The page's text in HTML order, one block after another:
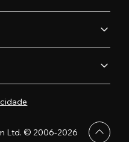
Ltd. © 2006-2026